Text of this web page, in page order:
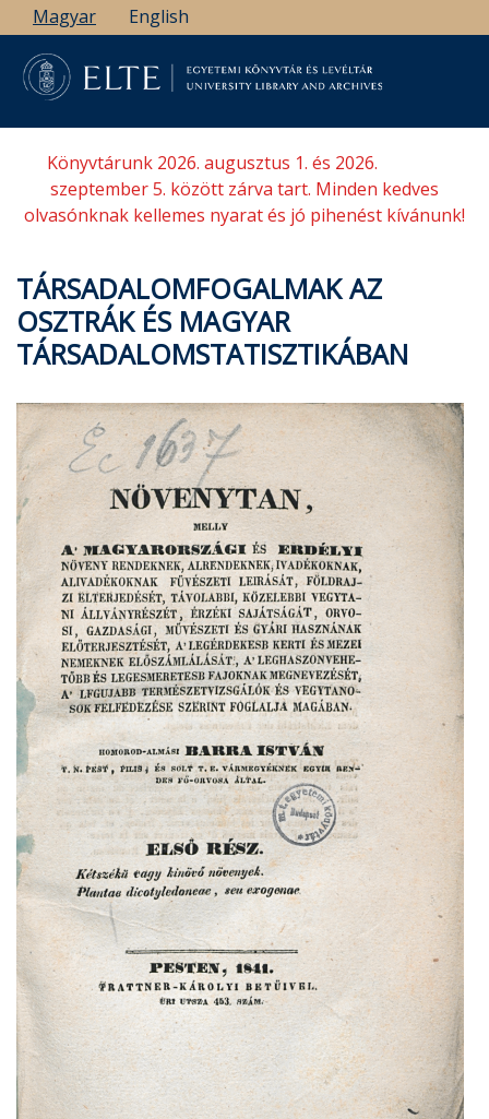
Ugrás
a
tartalomra
Magyar English
Könyvtárunk 2026. augusztus 1. és 2026.
szeptember 5. között zárva tart. Minden kedves
olvasónknak kellemes nyarat és jó pihenést kívánunk!
TÁRSADALOMFOGALMAK AZ
OSZTRÁK ÉS MAGYAR
TÁRSADALOMSTATISZTIKÁBAN